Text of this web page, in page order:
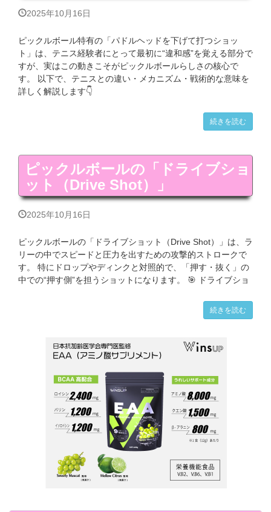
2025年10月16日
ピックルボール特有の「パドルヘッドを下げて打つショッ
ト」は、テニス経験者にとって最初に“違和感”を覚える部分で
すが、実はこの動きこそがピックルボールらしさの核心で
す。 以下で、テニスとの違い・メカニズム・戦術的な意味を
詳しく解説します👇
続きを読む
ピックルボールの「ドライブショ
ット（Drive Shot）」
2025年10月16日
ピックルボールの「ドライブショット（Drive Shot）」は、ラ
リーの中でスピードと圧力を出すための攻撃的ストロークで
す。 特にドロップやディンクと対照的で、「押す・抜く」の
中での“押す側”を担うショットになります。 🎯 ドライブショ
続きを読む